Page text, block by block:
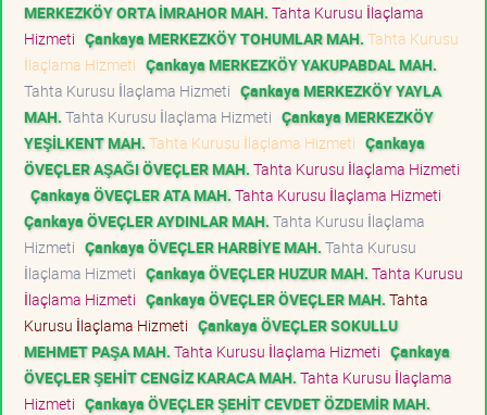
MERKEZKÖY ORTA İMRAHOR MAH. Tahta Kurusu İlaçlama
Hizmeti Çankaya MERKEZKÖY TOHUMLAR MAH. Tahta Kurusu
İlaçlama Hizmeti Çankaya MERKEZKÖY YAKUPABDAL MAH.
Tahta Kurusu İlaçlama Hizmeti Çankaya MERKEZKÖY YAYLA
MAH. Tahta Kurusu İlaçlama Hizmeti Çankaya MERKEZKÖY
YEŞİLKENT MAH. Tahta Kurusu İlaçlama Hizmeti Çankaya
ÖVEÇLER AŞAĞI ÖVEÇLER MAH. Tahta Kurusu İlaçlama Hizmeti
Çankaya ÖVEÇLER ATA MAH. Tahta Kurusu İlaçlama Hizmeti
Çankaya ÖVEÇLER AYDINLAR MAH. Tahta Kurusu İlaçlama
Hizmeti Çankaya ÖVEÇLER HARBİYE MAH. Tahta Kurusu
İlaçlama Hizmeti Çankaya ÖVEÇLER HUZUR MAH. Tahta Kurusu
İlaçlama Hizmeti Çankaya ÖVEÇLER ÖVEÇLER MAH. Tahta
Kurusu İlaçlama Hizmeti Çankaya ÖVEÇLER SOKULLU
MEHMET PAŞA MAH. Tahta Kurusu İlaçlama Hizmeti Çankaya
ÖVEÇLER ŞEHİT CENGİZ KARACA MAH. Tahta Kurusu İlaçlama
Hizmeti Çankaya ÖVEÇLER ŞEHİT CEVDET ÖZDEMİR MAH.